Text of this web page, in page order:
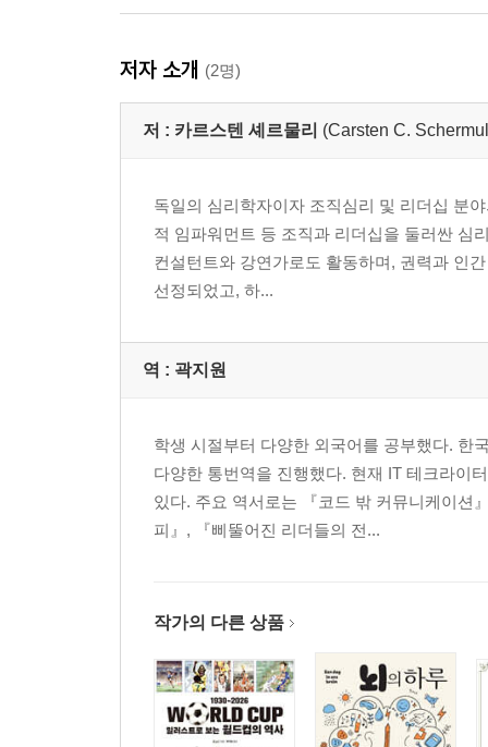
저자 소개 (2명)
저 : 카르스텐 셰르물리 (Carsten C.
독일의 심리학자이자 조직심리 및 리더십 분
적 임파워먼트 등 조직과 리더십을 둘러싼 심
컨설턴트와 강연가로도 활동하며, 권력과 인
선정되었고, 하...
역 : 곽지원
학생 시절부터 다양한 외국어를 공부했다. 한
다양한 통번역을 진행했다. 현재 IT 테크라이
있다. 주요 역서로는 『코드 밖 커뮤니케이션
피』, 『삐뚤어진 리더들의 전...
작가의 다른 상품